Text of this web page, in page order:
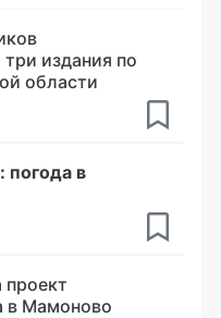
издания по
области
погода в
проект
в Мамоново